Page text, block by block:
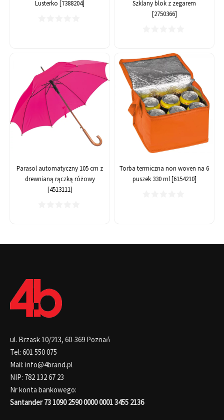
Lusterko [7388204]
Szklany blok z zegarem
[2750366]
Parasol automatyczny 105 cm z
drewnianą rączką różowy
[4513111]
Torba termiczna non woven na 6
puszek 330 ml [6154210]
ul. Brzask 10/213, 60-369 Poznań
Tel: 601 550 075
Mail: info@4brand.pl
NIP: 782 132 67 23
Nr konta bankowego:
Santander 73 1090 2590 0000 0001 3455 2136